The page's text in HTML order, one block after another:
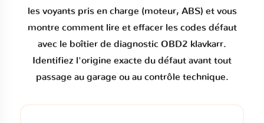
les voyants pris en charge (moteur, ABS) et vous
montre comment lire et effacer les codes défaut
avec le boîtier de diagnostic OBD2 klavkarr.
Identifiez l'origine exacte du défaut avant tout
passage au garage ou au contrôle technique.